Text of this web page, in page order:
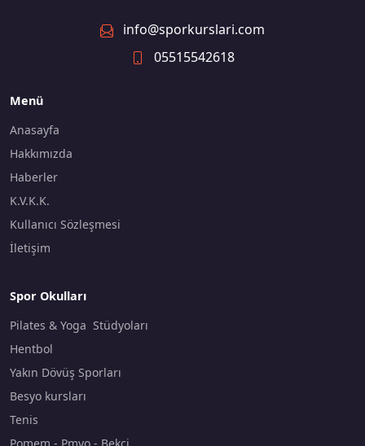
info@sporkurslari.com
05515542618
Menü
Anasayfa
Hakkımızda
Haberler
K.V.K.K.
Kullanıcı Sözleşmesi
İletişim
Spor Okulları
Pilates & Yoga Stüdyoları
Hentbol
Yakın Dövüş Sporları
Besyo kursları
Tenis